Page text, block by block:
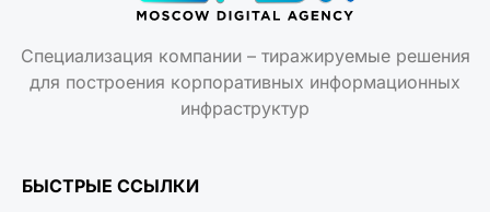
Специализация компании – тиражируемые решения
для построения корпоративных информационных
инфраструктур
БЫСТРЫЕ ССЫЛКИ